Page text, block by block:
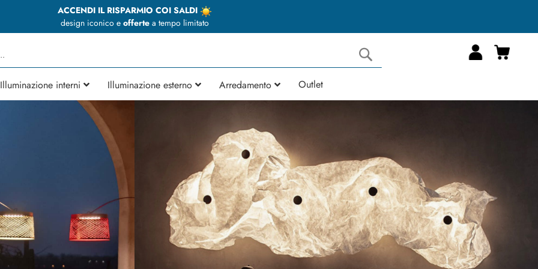
ACCENDI IL RISPARMIO COI SALDI
design iconico e offertea tempo limitato
Cerca
Carrello
Illuminazione interni Illuminazione esterno Arredamento Outlet